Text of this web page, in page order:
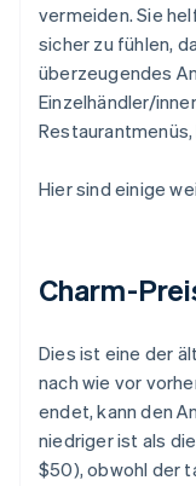
vermeiden. Sie
sicher zu fühlen,
überzeugendes
Einzelhändler/
Restaurantmenüs,
‍Hier sind einige
Charm-
Dies ist eine der
nach wie vor
endet, kann den
niedriger ist als
$50), obwohl der